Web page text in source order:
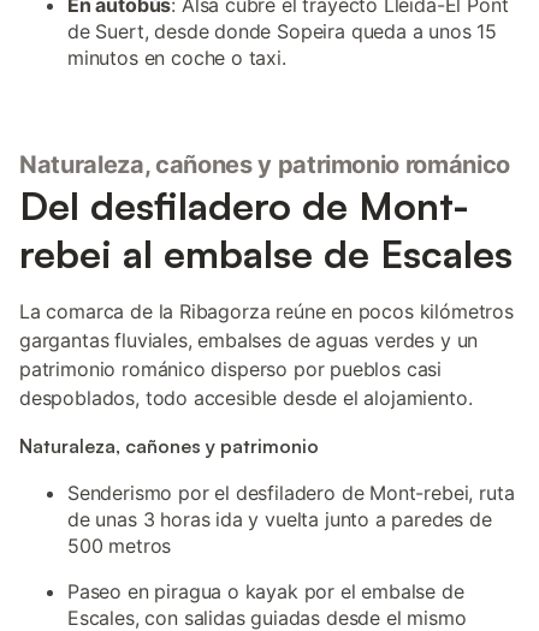
En autobús: Alsa cubre el trayecto Lleida-El Pont
de Suert, desde donde Sopeira queda a unos 15
minutos en coche o taxi.
Naturaleza, cañones y patrimonio románico
Del desfiladero de Mont-
rebei al embalse de Escales
La comarca de la Ribagorza reúne en pocos kilómetros
gargantas fluviales, embalses de aguas verdes y un
patrimonio románico disperso por pueblos casi
despoblados, todo accesible desde el alojamiento.
Naturaleza, cañones y patrimonio
Senderismo por el desfiladero de Mont-rebei, ruta
de unas 3 horas ida y vuelta junto a paredes de
500 metros
Paseo en piragua o kayak por el embalse de
Escales, con salidas guiadas desde el mismo